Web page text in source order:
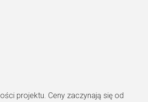
projektu. Ceny zaczynają się od